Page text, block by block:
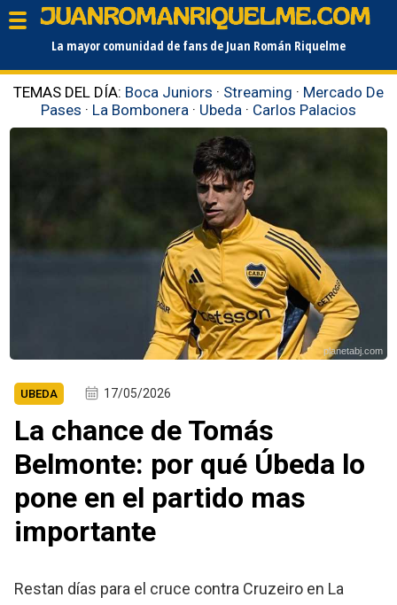
La mayor comunidad de fans de Juan Román Riquelme
TEMAS DEL DÍA: Boca Juniors · Streaming · Mercado De
Pases · La Bombonera · Ubeda · Carlos Palacios
planetabj.com
UBEDA 17/05/2026
La chance de Tomás
Belmonte: por qué Úbeda lo
pone en el partido mas
importante
Restan días para el cruce contra Cruzeiro en La